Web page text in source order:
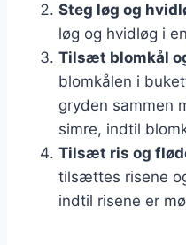
Steg løg og
løg og hvidløg i
Tilsæt blomkål
blomkålen i
gryden sammen
simre, indtil
Tilsæt ris og
tilsættes risene
indtil risene er